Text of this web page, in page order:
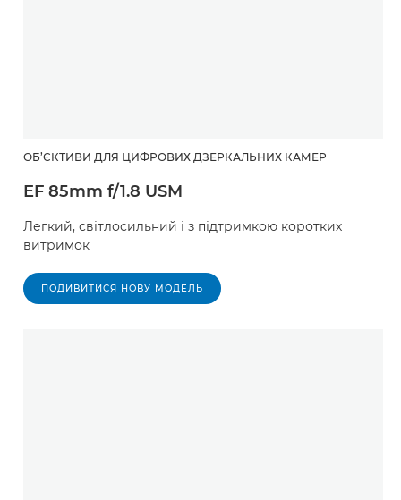
ОБ’ЄКТИВИ ДЛЯ ЦИФРОВИХ ДЗЕРКАЛЬНИХ КАМЕР
EF 85mm f/1.8 USM
Легкий, світлосильний і з підтримкою коротких
витримок
ПОДИВИТИСЯ НОВУ МОДЕЛЬ